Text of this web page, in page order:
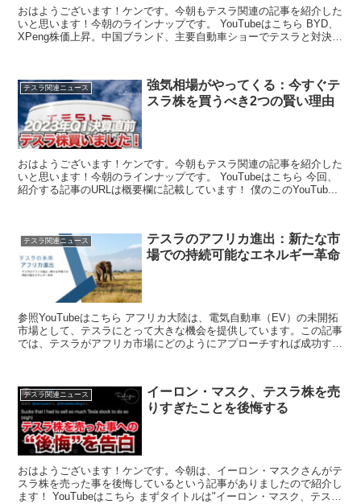
おはようございます！ケンです。今朝もテスラ関連の記事を紹介した
いと思います！今朝のラインナップです。 YouTubeはこちら BYD、
XPeng株価上昇。中国ブランド、主要自動車ショーでテスラと対決
テスラ関連ニュース
強気相場がやってくる：今すぐテ
スラ株を買うべき2つの賢い理由
おはようございます！ケンです。今朝もテスラ関連の記事を紹介した
いと思います！今朝のラインナップです。 YouTubeはこちら 今回、
紹介する記事のURLは概要欄に記載しています！ 僕のこのYouTub...
テスラ関連ニュース
テスラのアフリカ進出：新たな市
場での持続可能なエネルギー革命
参照YouTubeはこちら アフリカ大陸は、電気自動車（EV）の未開拓
市場として、テスラにとって大きな機会を提供しています。この記事
では、テスラがアフリカ市場にどのようにアプローチすれば成功する
テスラ関連ニュース
イーロン・マスク、テスラ株を売
りすぎたことを後悔する
おはようございます！ケンです。今朝は、イーロン・マスクさんがテ
スラ株を売った事を後悔しているという記事がありましたので紹介し
ます！ YouTubeはこちら まずタイトルは"イーロン・マスク、テスラ